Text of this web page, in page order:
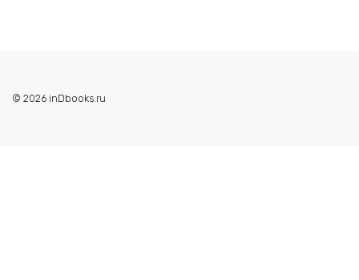
© 2026 inDbooks.ru